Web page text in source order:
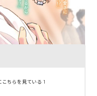
ちらを見ている 1